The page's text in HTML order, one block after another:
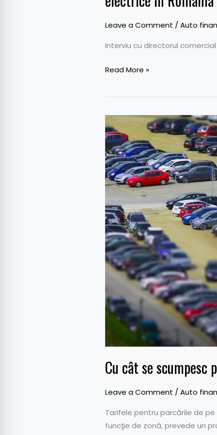
Leave a Comment / Auto
Interviu cu directorul
Read More »
Cu cât se
Leave a Comment / Auto
Tarifele pentru parcările de
funcţie de zonă, prevede un
cât
se
scumpesc
parcările
în
Capitală.
10
lei/oră
în
zona
0